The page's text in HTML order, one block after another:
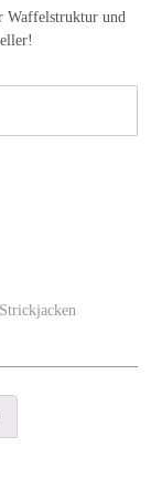
Waffelstruktur und